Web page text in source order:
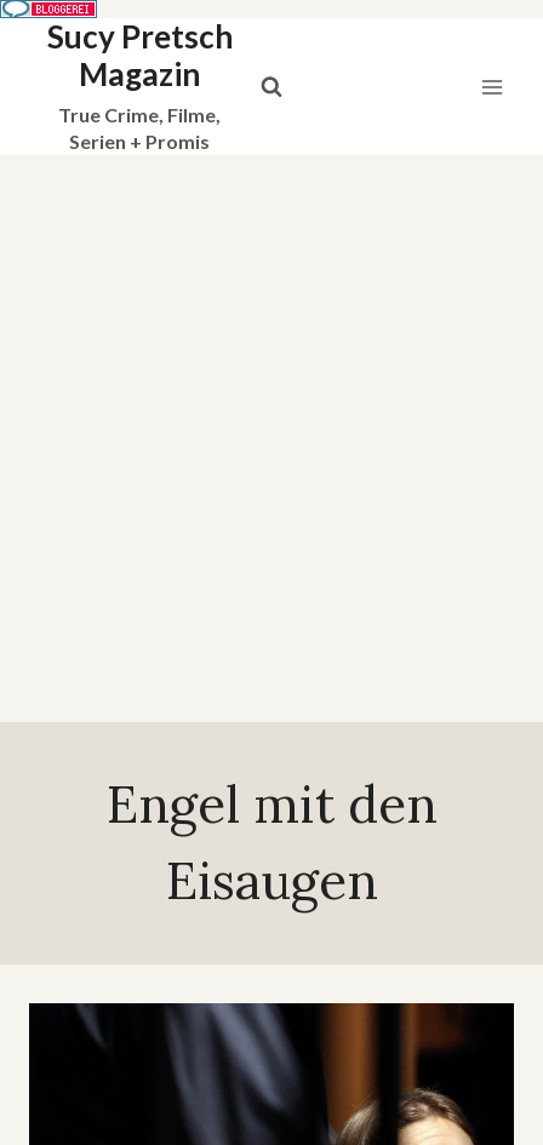
Sucy Pretsch
Magazin
True Crime, Filme,
Serien + Promis
Engel mit den
Eisaugen